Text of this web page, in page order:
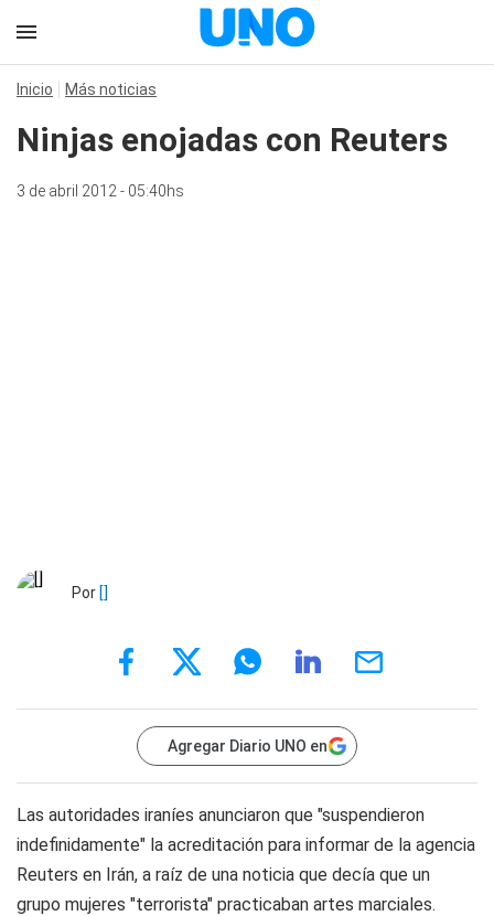
Inicio Más noticias
Ninjas enojadas con Reuters
3 de abril 2012 - 05:40hs
Por []
Agregar Diario UNO en
Las autoridades iraníes anunciaron que "suspendieron
indefinidamente" la acreditación para informar de la agencia
Reuters en Irán, a raíz de una noticia que decía que un
grupo mujeres "terrorista" practicaban artes marciales.